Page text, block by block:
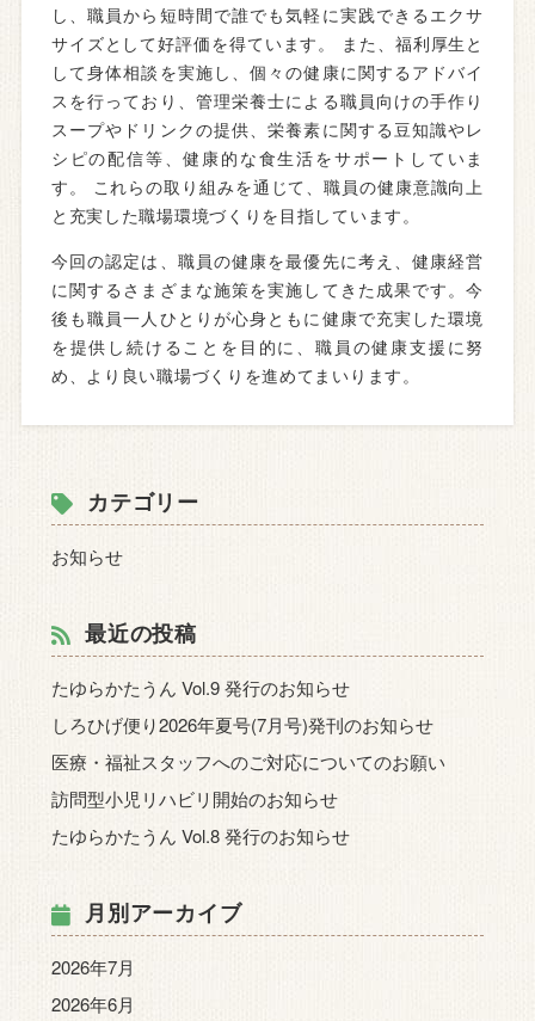
し、職員から短時間で誰でも気軽に実践できるエクサ
サイズとして好評価を得ています。 また、福利厚生と
して身体相談を実施し、個々の健康に関するアドバイ
スを行っており、管理栄養士による職員向けの手作り
スープやドリンクの提供、栄養素に関する豆知識やレ
シピの配信等、健康的な食生活をサポートしていま
す。 これらの取り組みを通じて、職員の健康意識向上
と充実した職場環境づくりを目指しています。
今回の認定は、職員の健康を最優先に考え、健康経営
に関するさまざまな施策を実施してきた成果です。今
後も職員一人ひとりが心身ともに健康で充実した環境
を提供し続けることを目的に、職員の健康支援に努
め、より良い職場づくりを進めてまいります。
カテゴリー
お知らせ
最近の投稿
たゆらかたうん Vol.9 発行のお知らせ
しろひげ便り2026年夏号(7月号)発刊のお知らせ
医療・福祉スタッフへのご対応についてのお願い
訪問型小児リハビリ開始のお知らせ
たゆらかたうん Vol.8 発行のお知らせ
月別アーカイブ
2026年7月
2026年6月